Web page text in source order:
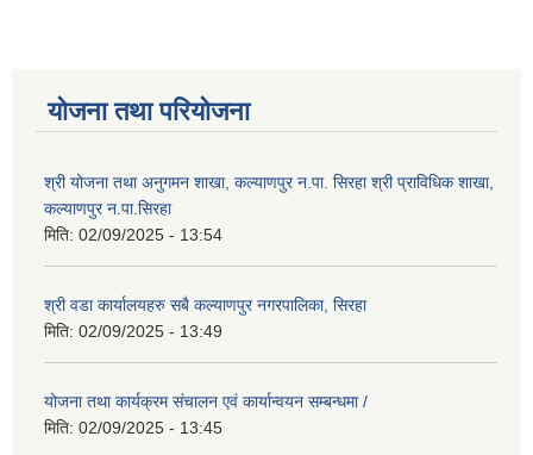
योजना तथा परियोजना
श्री योजना तथा अनुगमन शाखा, कल्याणपुर न.पा. सिरहा श्री प्राविधिक शाखा,
कल्याणपुर न.पा.सिरहा
मिति: 02/09/2025 - 13:54
श्री वडा कार्यालयहरु सबै कल्याणपुर नगरपालिका, सिरहा
मिति: 02/09/2025 - 13:49
योजना तथा कार्यक्रम संचालन एवं कार्यान्वयन सम्बन्धमा /
मिति: 02/09/2025 - 13:45